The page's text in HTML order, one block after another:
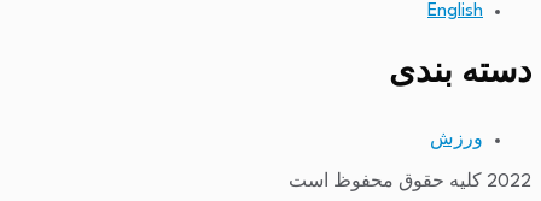
English
دسته بندی
ورزش
2022 کلیه حقوق محفوظ است